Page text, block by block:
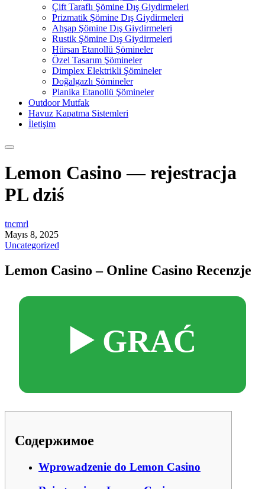
Çift Taraflı Şömine Dış Giydirmeleri
Prizmatik Şömine Dış Giydirmeleri
Ahşap Şömine Dış Giydirmeleri
Rustik Şömine Dış Giydirmeleri
Hürsan Etanollü Şömineler
Özel Tasarım Şömineler
Dimplex Elektrikli Şömineler
Doğalgazlı Şömineler
Planika Etanollü Şömineler
Outdoor Mutfak
Havuz Kapatma Sistemleri
İletişim
Lemon Casino — rejestracja
PL dziś
tncmrl
Mayıs 8, 2025
Uncategorized
Lemon Casino – Online Casino Recenzje
▶️ GRAĆ
Содержимое
Wprowadzenie do Lemon Casino